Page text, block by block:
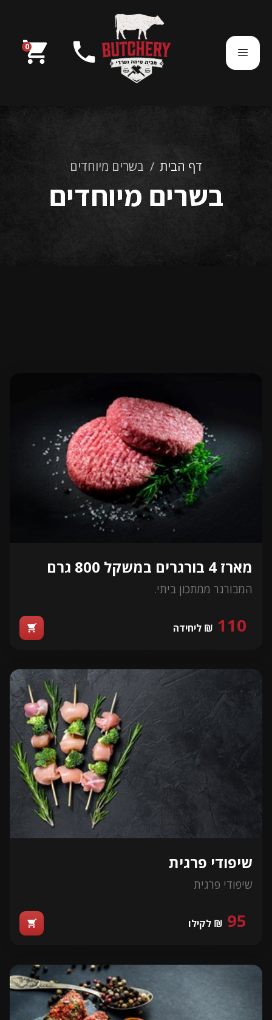
054-7850290
phone
0
shopping_cart
דף הבית / בשרים מיוחדים
בשרים מיוחדים
מארז 4 בורגרים במשקל 800 גרם
המבורגר ממתכון ביתי.
110 ₪ ליחידה shopping_cart
שיפודי פרגית
שיפודי פרגית
95 ₪ לקילו shopping_cart